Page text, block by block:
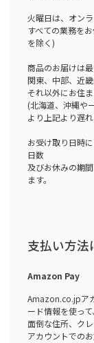
火曜日は、オン
すべての業務を
を除く)
商品のお届けは最
関東、中部、近
それ以外にお住
(北海道、沖縄や
より上記より遅
お受け取り日時
日数
及びお休みの期
ます。
支払い方法
Amazon Pay
Amazon.co.jpア
ード情報を使っ
面倒な住所、ク
アカウントでの